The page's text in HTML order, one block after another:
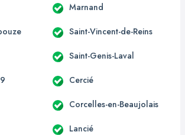
Marnand
Saint-Vincent-de-Reins
Saint-Genis-Laval
Cercié
Corcelles-en-Beaujolais
Lancié